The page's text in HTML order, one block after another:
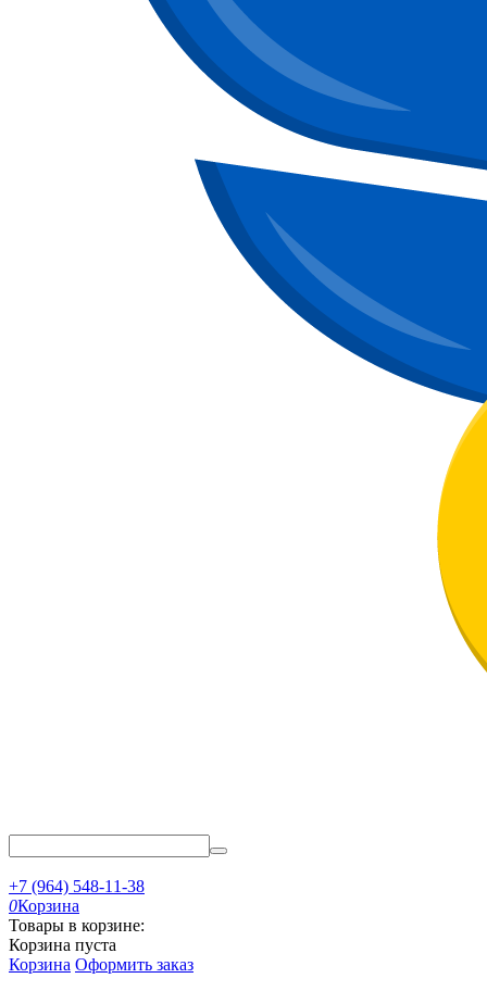
+7 (964) 548-11-38
0Корзина
Товары в корзине:
Корзина пуста
Корзина Оформить заказ